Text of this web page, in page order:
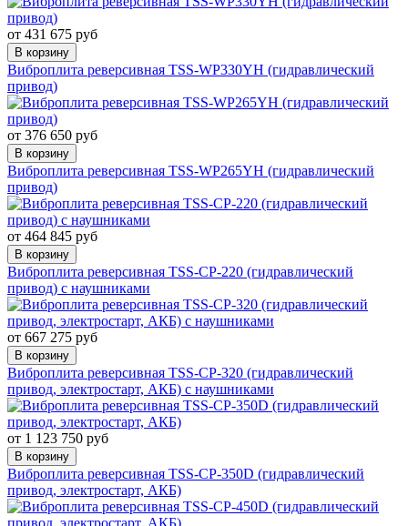
от 431 675 руб
В корзину
Виброплита реверсивная TSS-WP330YH (гидравлический
привод)
от 376 650 руб
В корзину
Виброплита реверсивная TSS-WP265YH (гидравлический
привод)
от 464 845 руб
В корзину
Виброплита реверсивная TSS-CP-220 (гидравлический
привод) с наушниками
от 667 275 руб
В корзину
Виброплита реверсивная TSS-CP-320 (гидравлический
привод, электростарт, АКБ) с наушниками
от 1 123 750 руб
В корзину
Виброплита реверсивная TSS-CP-350D (гидравлический
привод, электростарт, АКБ)